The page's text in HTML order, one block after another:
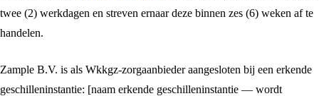
twee (2) werkdagen en streven ernaar deze binnen zes (6) weken af te
handelen.
Zample B.V. is als Wkkgz-zorgaanbieder aangesloten bij een erkende
geschilleninstantie: [naam erkende geschilleninstantie — wordt